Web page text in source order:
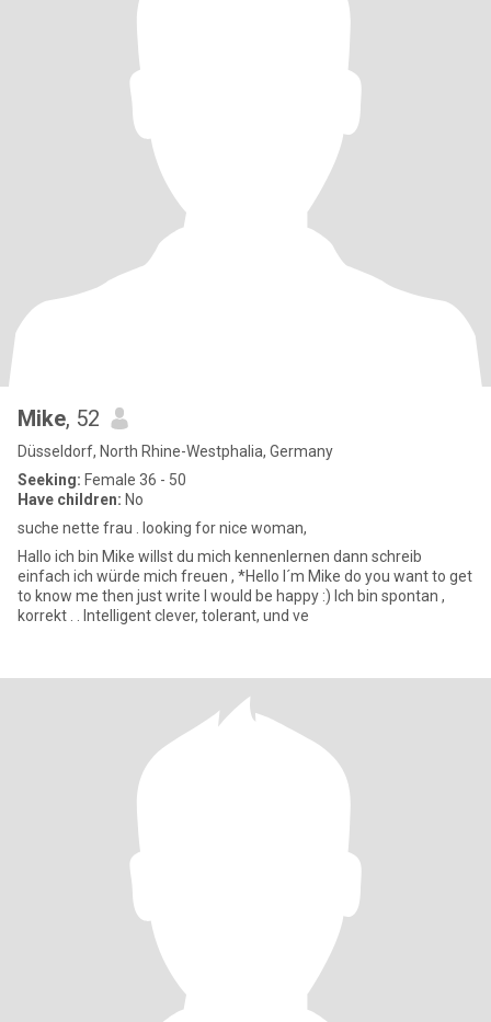
Mike, 52
Düsseldorf, North Rhine-Westphalia, Germany
Seeking: Female 36 - 50
Have children: No
suche nette frau . looking for nice woman,
Hallo ich bin Mike willst du mich kennenlernen dann schreib
einfach ich würde mich freuen , *Hello I´m Mike do you want to get
to know me then just write I would be happy :) Ich bin spontan ,
korrekt . . Intelligent clever, tolerant, und ve